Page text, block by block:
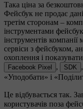
Така ціна за
Фейсбук не продає
третім сторонам –
інструментами
інструментів
сервіси з фейсбуком,
охоплення і
Facebook Pixel , SDK
«Уподобати» і
Це відбувається так.
користувачів поза